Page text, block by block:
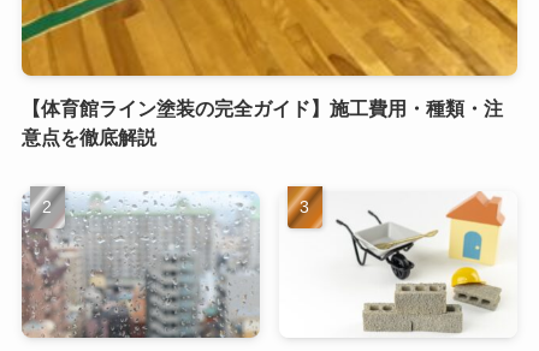
【体育館ライン塗装の完全ガイド】施工費用・種類・注
意点を徹底解説